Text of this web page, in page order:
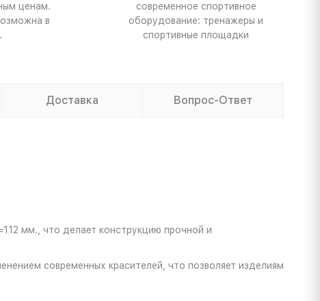
ценам.
в
современное спортивное
оборудование: тренажеры и
спортивные площадки
Доставка Вопрос-Ответ
мм., что делает конструкцию прочной и
современных красителей, что позволяет изделиям